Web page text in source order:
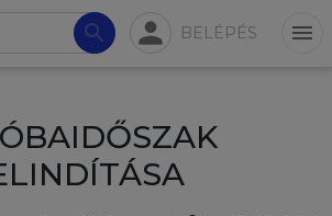
search person BELÉPÉS menu